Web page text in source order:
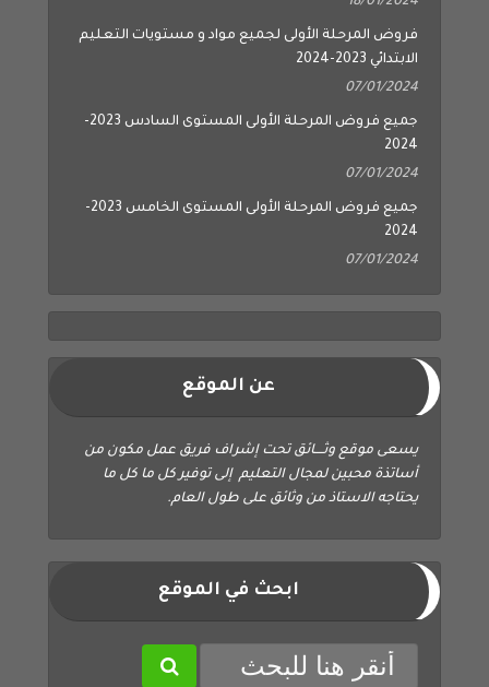
الابتدائي 2023-2024
07/01/2024
2024
2024
أساتذة محبين لمجال التعليم إلى توفير كل ما كل ما
يحتاجه الاستاذ من وثائق على طول العام.